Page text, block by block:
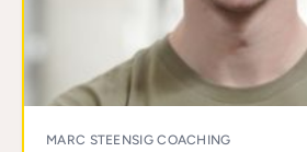
MARC STEENSIG COACHING